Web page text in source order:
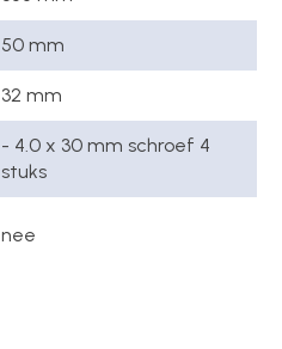
50 mm
32 mm
- 4.0 x 30 mm schroef 4
stuks
nee